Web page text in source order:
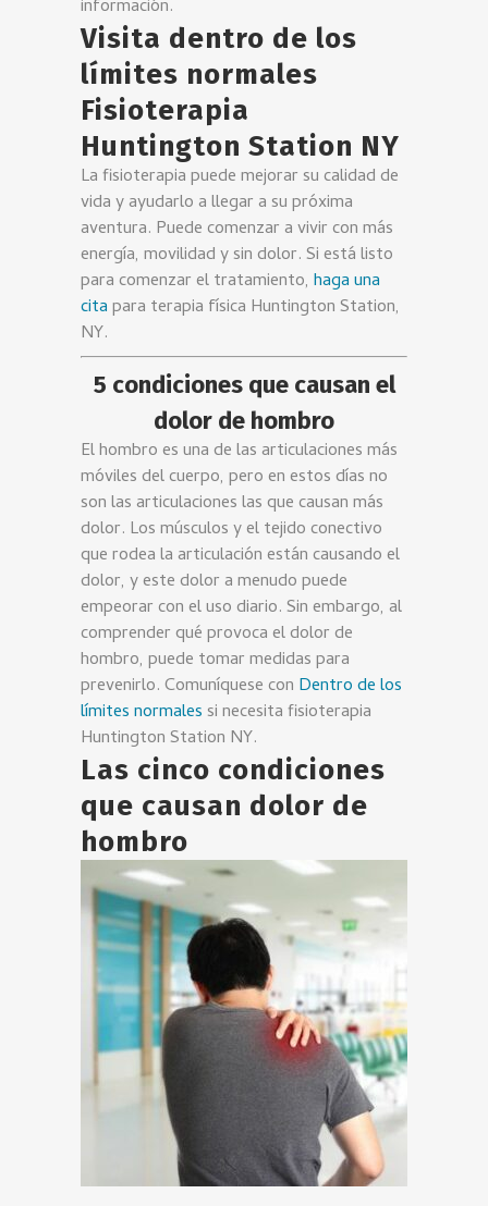
información.
Visita dentro de los
límites normales
Fisioterapia
Huntington Station NY
La fisioterapia puede mejorar su calidad de
vida y ayudarlo a llegar a su próxima
aventura. Puede comenzar a vivir con más
energía, movilidad y sin dolor. Si está listo
para comenzar el tratamiento, haga una
citapara terapia física Huntington Station,
NY.
5 condiciones que causan el
dolor de hombro
El hombro es una de las articulaciones más
móviles del cuerpo, pero en estos días no
son las articulaciones las que causan más
dolor. Los músculos y el tejido conectivo
que rodea la articulación están causando el
dolor, y este dolor a menudo puede
empeorar con el uso diario. Sin embargo, al
comprender qué provoca el dolor de
hombro, puede tomar medidas para
prevenirlo. Comuníquese con Dentro de los
límites normales si necesita fisioterapia
Huntington Station NY.
Las cinco condiciones
que causan dolor de
hombro